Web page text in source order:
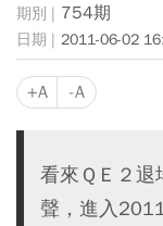
754期
2011-06-02
+A -A
看來ＱＥ２
聲，進入